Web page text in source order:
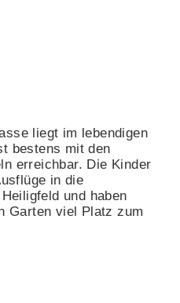
liegt im lebendigen
bestens mit den
erreichbar. Die Kinder
in die
und haben
Garten viel Platz zum